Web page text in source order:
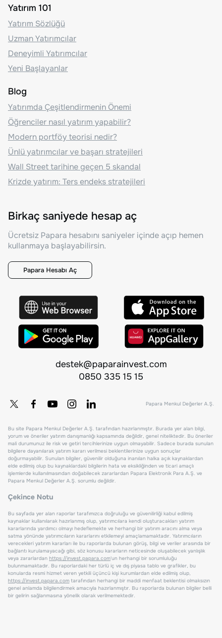
Yatırım 101
Yatırım Sözlüğü
Uzman Yatırımcılar
Deneyimli Yatırımcılar
Yeni Başlayanlar
Blog
Yatırımda Çeşitlendirmenin Önemi
Öğrenciler nasıl yatırım yapabilir?
Modern portföy teorisi nedir?
Ünlü yatırımcılar ve başarı stratejileri
Wall Street tarihine geçen 5 skandal
Krizde yatırım: Ters endeks stratejileri
Birkaç saniyede hesap aç
Ücretsiz Papara hesabını saniyeler içinde açıp hemen
kullanmaya başlayabilirsin.
Papara Hesabı Aç
destek@paparainvest.com
0850 335 15 15
Papara Menkul Değerler A.Ş.
Bu site Papara Menkul Değerler A.Ş. tarafından hazırlanmıştır. Burada yer alan bilgi,
yorum ve öneriler yatırım danışmanlığı kapsamında değildir, genel niteliktedir. Bu öneriler
mali durumunuz ile risk ve getiri tercihlerinize uygun olmayabilir. Sadece burada sunulan
bilgilere dayanılarak yatırım kararı verilmesi beklentilerinize uygun sonuçlar
doğurmayabilir. Sunulan bilgiler, güvenilir olduğuna inanılan halka açık kaynaklardan
elde edilmiş olup bu kaynaklardaki bilgilerin hata ve eksikliğinden ve ticari amaçlı
işlemlerde kullanılmasından doğabilecek zararlardan Papara Elektronik Para A.Ş. ve
Papara Menkul Değerler A.Ş. sorumlu değildir.
Çekince Notu
Bu sayfada yer alan raporlar tarafımızca doğruluğu ve güvenilirliği kabul edilmiş
kaynaklar kullanılarak hazırlanmış olup, yatırımcılara kendi oluşturacakları yatırım
kararlarında yardımcı olmayı hedeflemekte ve herhangi bir yatırım aracını alma veya
satma yönünde yatırımcıların kararlarını etkilemeyi amaçlamamaktadır. Yatırımcıların
verecekleri yatırım kararları ile bu raporlarda bulunan görüş, bilgi ve veriler arasında bir
bağlantı kurulamayacağı gibi, söz konusu kararların neticesinde oluşabilecek yanlışlık
veya zararlardan https://invest.papara.com'un herhangi bir sorumluluğu
bulunmamaktadır. Bu raporlardaki her türlü iç ve dış piyasa tablo ve grafikler, bu
konularda resmi hizmet veren yetkili üçüncü kişi kurumlardan elde edilmiş olup,
https://invest.papara.com tarafından herhangi bir maddi menfaat beklentisi olmaksızın
genel anlamda bilgilendirmek amacıyla hazırlanmıştır. Bu raporlarda bulunan bilgiler belli
bir gelirin sağlanmasına yönelik olarak verilmemektedir.